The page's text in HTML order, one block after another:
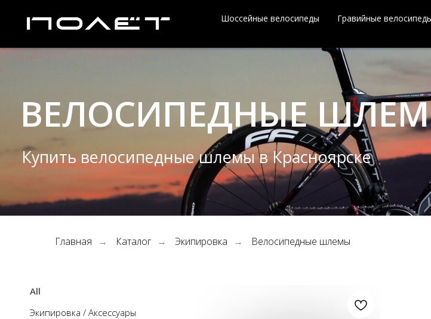
Шоссейные велосипеды Гравийные
Купить велосипедные шлемы в Красноярске
ВЕЛОСИПЕДНЫЕ ШЛЕМЫ
Главная → Каталог → Экипировка → Велосипедные шлемы
All
Экипировка / Аксессуары